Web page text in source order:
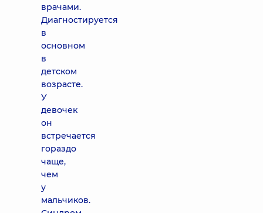
врачами.
Диагностируется
в
основном
в
детском
возрасте.
У
девочек
он
встречается
гораздо
чаще,
чем
у
мальчиков.